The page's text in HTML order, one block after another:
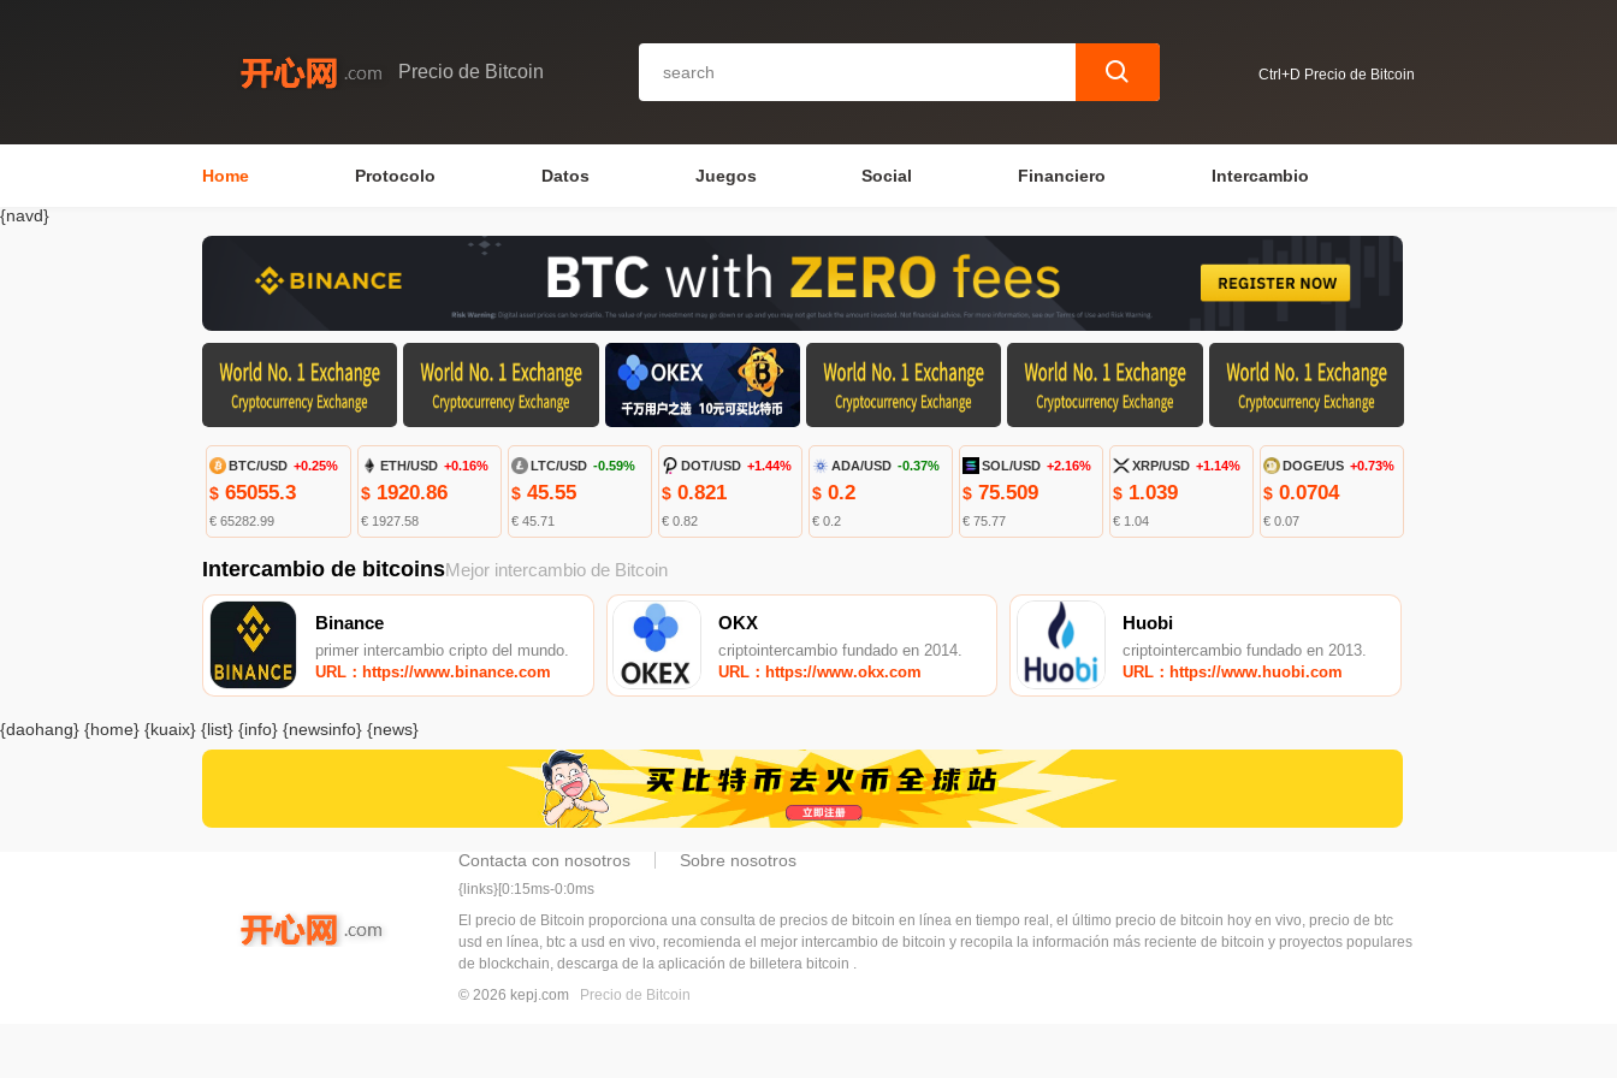
Precio de Bitcoin Ctrl+D Precio de Bitcoin
Home Protocolo Datos Juegos Social Financiero Intercambio
{navd}
BTC/USD +0.25%
$ 65055.3
€ 65282.99
ETH/USD +0.16%
$1920.86
€ 1927.58
LTC/USD -0.59%
$45.55
€ 45.71
DOT/USD +1.44%
$0.821
€ 0.82
ADA/USD -0.37%
$0.2
€ 0.2
SOL/USD +2.16%
$ 75.509
€ 75.77
XRP/USD +1.14%
$ 1.039
€ 1.04
DOGE/US +0.73%
$ 0.0704
€ 0.07
Intercambio de bitcoinsMejor intercambio de Bitcoin
Binance
primer intercambio cripto del mundo.
URL：https://www.binance.com
OKX
criptointercambio fundado en 2014.
URL：https://www.okx.com
Huobi
criptointercambio fundado en 2013.
URL：https://www.huobi.com
{daohang} {home} {kuaix} {list} {info} {newsinfo} {news}
Contacta con nosotros Sobre nosotros
{links}[0:15ms-0:0ms
El precio de Bitcoin proporciona una consulta de precios de bitcoin en línea en tiempo real, el último precio de bitcoin hoy en vivo, precio de btc
usd en línea, btc a usd en vivo, recomienda el mejor intercambio de bitcoin y recopila la información más reciente de bitcoin y proyectos populares
de blockchain, descarga de la aplicación de billetera bitcoin .
© 2026 kepj.com
Precio de Bitcoin